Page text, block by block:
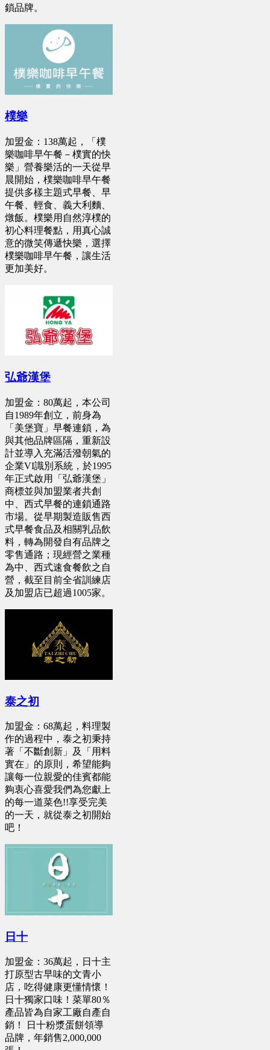
鎖品牌。
樸樂
加盟金：138萬起，「樸
樂咖啡早午餐－樸實的快
樂」營養樂活的一天從早
晨開始，樸樂咖啡早午餐
提供多樣主題式早餐、早
午餐、輕食、義大利麵、
燉飯。樸樂用自然淳樸的
初心料理餐點，用真心誠
意的微笑傳遞快樂，選擇
樸樂咖啡早午餐，讓生活
更加美好。
弘爺漢堡
加盟金：80萬起，本公司
自1989年創立，前身為
「美堡寶」早餐連鎖，為
與其他品牌區隔，重新設
計並導入充滿活潑朝氣的
企業VI識別系統，於1995
年正式啟用「弘爺漢堡」
商標並與加盟業者共創
中、西式早餐的連鎖通路
市場。從早期製造販售西
式早餐食品及相關乳品飲
料，轉為開發自有品牌之
零售通路；現經營之業種
為中、西式速食餐飲之自
營，截至目前全省訓練店
及加盟店已超過1005家。
泰之初
加盟金：68萬起，料理製
作的過程中，泰之初秉持
著「不斷創新」及「用料
實在」的原則，希望能夠
讓每一位親愛的佳賓都能
夠衷心喜愛我們為您獻上
的每一道菜色!!享受完美
的一天，就從泰之初開始
吧！
日十
加盟金：36萬起，日十主
打原型古早味的文青小
店，吃得健康更懂情懷！
日十獨家口味！菜單80％
產品皆為自家工廠自產自
銷！ 日十粉漿蛋餅領導
品牌，年銷售2,000,000